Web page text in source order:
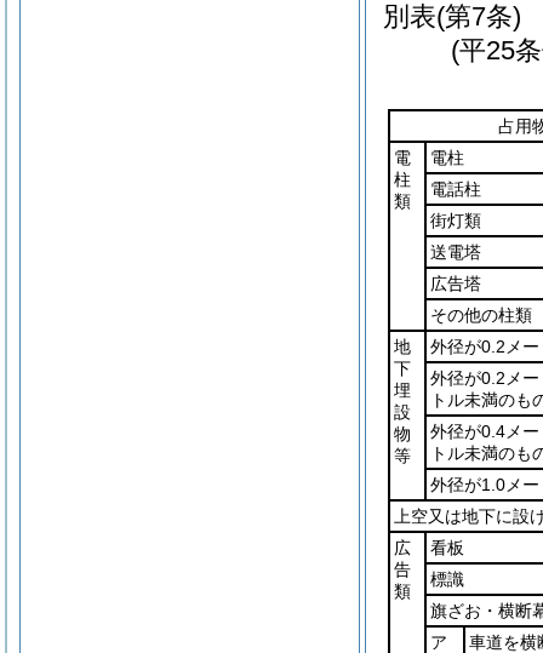
別表(第7条)
(平25
占用
電
柱
類
電柱
電話柱
街灯類
送電塔
広告塔
その他の柱類
地
下
埋
設
物
等
外径が0.2メ
外径が0.2メ
トル未満のも
外径が0.4メ
トル未満のも
外径が1.0メ
上空又は地下に設
広
告
類
看板
標識
旗ざお・横断
ア
車道を横